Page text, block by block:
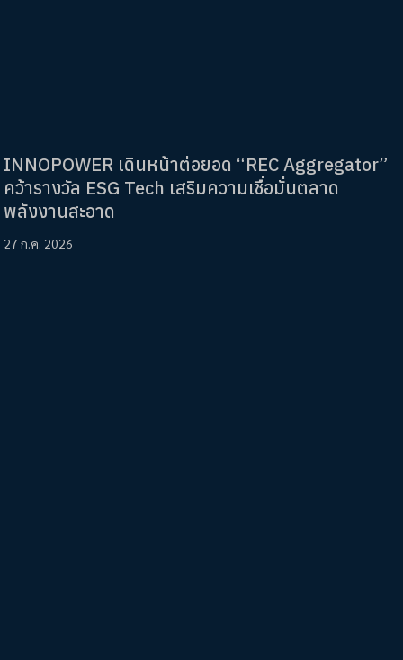
INNOPOWER เดินหน้าต่อยอด “REC Aggregator”
คว้ารางวัล ESG Tech เสริมความเชื่อมั่นตลาด
พลังงานสะอาด
27 ก.ค. 2026